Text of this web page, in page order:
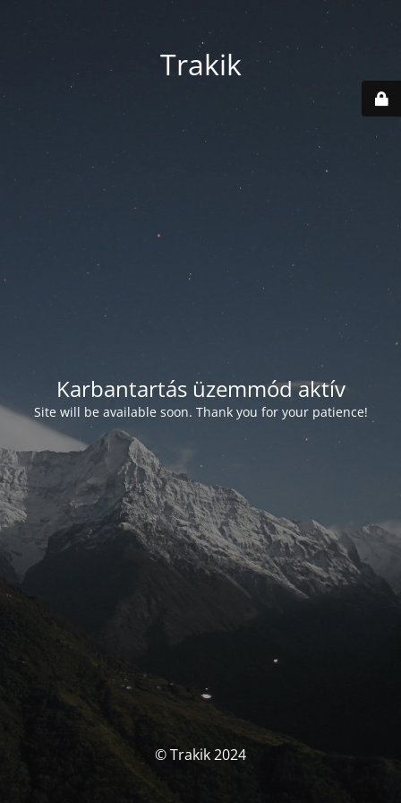
Trakik
Karbantartás üzemmód aktív
Site will be available soon. Thank you for your patience!
© Trakik 2024